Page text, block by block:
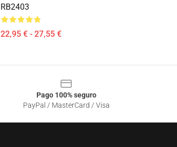
RB2403
22,95 € - 27,55 €
Pago 100% seguro
PayPal / MasterCard / Visa